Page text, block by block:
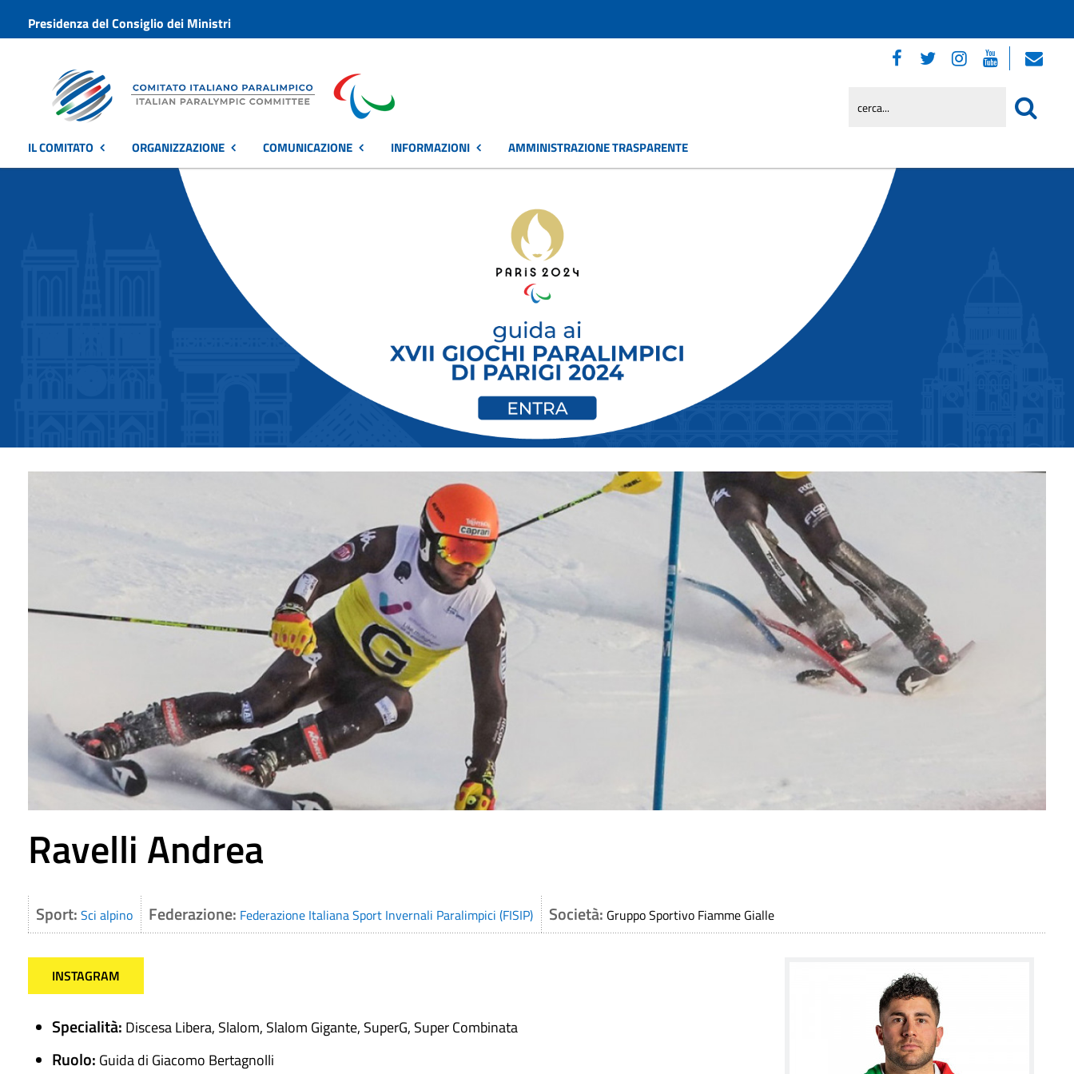
Presidenza del Consiglio dei Ministri
IL COMITATO ORGANIZZAZIONE COMUNICAZIONE INFORMAZIONI AMMINISTRAZIONE TRASPARENTE
Ravelli Andrea
Sport: Sci alpino Federazione: Federazione Italiana Sport Invernali Paralimpici (FISIP) Società: Gruppo Sportivo Fiamme Gialle
INSTAGRAM
Specialità: Discesa Libera, Slalom, Slalom Gigante, SuperG, Super Combinata
Ruolo: Guida di Giacomo Bertagnolli